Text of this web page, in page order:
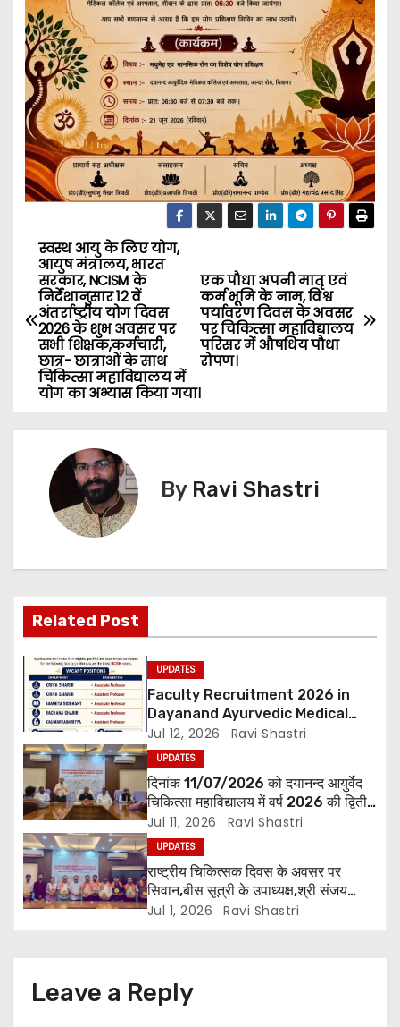
P
o
s
a
t
i
o
n
एक पौधा अपनी मातृ एवं
कर्म भूमि के नाम, विश्व
पर्यावरण दिवस के अवसर
पर चिकित्सा महाविद्यालय
परिसर में औषधिय पौधा
रोपण।
स्वस्थ आयु के लिए योग,
आयुष मंत्रालय, भारत
सरकार, NCISM के
निर्देशानुसार 12 वें
अंतर्राष्ट्रीय योग दिवस
2026 के शुभ अवसर पर
सभी शिक्षक,कर्मचारी,
छात्र- छात्राओं के साथ
चिकित्सा महाविद्यालय में
योग का अभ्यास किया गया।
By Ravi Shastri
Related Post
UPDATES
Faculty Recruitment 2026 in
Dayanand Ayurvedic Medical
Collage & Hospital Andar Road
,Siwan
Jul 12, 2026 Ravi Shastri
UPDATES
दिनांक 11/07/2026 को दयानन्द आयुर्वेद
चिकित्सा महाविद्यालय में वर्ष 2026 की द्वितीय
शिक्षक परिषद की बैठक प्राचार्य की अध्यक्षता
में हुई। बैठक मे महाविद्यालय सभी विभागाध्यक्ष
एवं शिक्षक सम्मिलित हुए।
Jul 11, 2026 Ravi Shastri
UPDATES
राष्ट्रीय चिकित्सक दिवस के अवसर पर
सिवान,बीस सूत्री के उपाध्यक्ष,श्री संजय
पाण्डेय एवं सोसाइटी हेल्पर ग्रुप के अनमोल जी
त्रिपाठी एव चिकित्सकों को सम्मानित किया
गया।
Jul 1, 2026 Ravi Shastri
Leave a Reply